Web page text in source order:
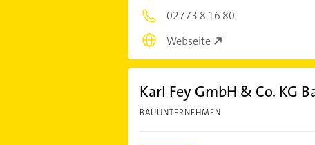
02773 8 16 80
Webseite
Karl Fey GmbH & Co. KG
BAUUNTERNEHMEN